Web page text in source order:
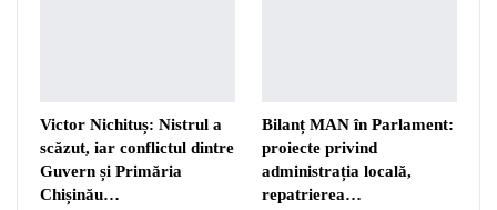
Victor Nichituș: Nistrul a
scăzut, iar conflictul dintre
Guvern și Primăria
Chișinău…
Bilanț MAN în Parlament:
proiecte privind
administrația locală,
repatrierea…